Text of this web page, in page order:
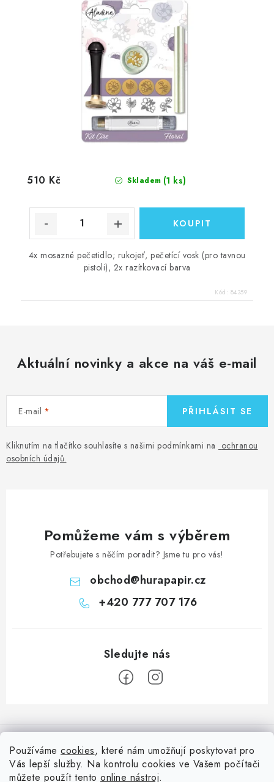
Používáme cookies, které nám umožňují poskytovat pro
Vás lepší služby. Na kontrolu cookies ve Vašem počítači
můžete použít tento online nástroj.
Skladem (1 ks)
510 Kč
4x mosazné pečetidlo; rukojeť, pečetící vosk (pro tavnou
pistoli), 2x razítkovací barva
Kód: 84359
Aktuální novinky a akce na váš e-mail
E-mail
Kliknutím na tlačítko souhlasíte s našimi podmínkami na ochranou
osobních údajů.
PŘIHLÁSIT SE
Pomůžeme vám s výběrem
Potřebujete s něčím poradit? Jsme tu pro vás!
obchod@hurapapir.cz
+420 777 707 176
á
Doprava
Nepřehlédněte